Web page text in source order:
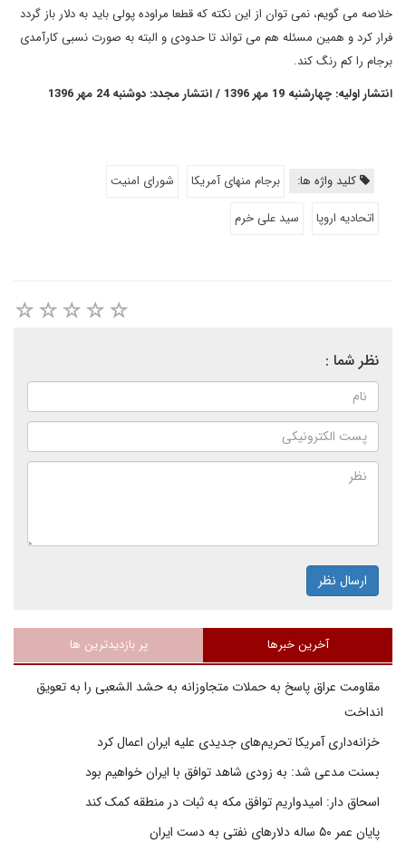
خلاصه می گویم، نمی توان از این نکته که قطعا مراوده پولی باید به دلار باز گردد
فرار کرد و همین مسئله هم می تواند تا حدودی و البته به صورت نسبی کارآمدی
برجام را کم رنگ کند.
انتشار اولیه: چهارشنبه 19 مهر 1396 / انتشار مجدد: دوشنبه 24 مهر 1396
کلید واژه ها: برجام منهای آمریکا
شورای امنیت
اتحادیه اروپا
سید علی خرم
نظر شما :
ارسال نظر
آخرین خبرها پر بازدیدترین ها
مقاومت عراق پاسخ به حملات متجاوزانه به حشد الشعبی را به تعویق
انداخت
خزانه‌داری آمریکا تحریم‌های جدیدی علیه ایران اعمال کرد
بسنت مدعی شد: به زودی شاهد توافق با ایران خواهیم بود
اسحاق دار: امیدواریم توافق مکه به ثبات در منطقه کمک کند
پایان عمر ۵۰ ساله دلارهای نفتی به دست ایران